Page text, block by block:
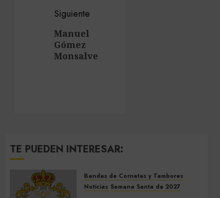
Siguiente
Siguiente
entrada:
Manuel
Gómez
Monsalve
TE PUEDEN INTERESAR:
Bandas de Cornetas y Tambores
Noticias Semana Santa de 2027